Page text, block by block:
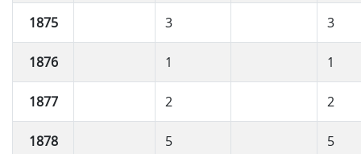
1875 3 3
1876 1 1
1877 2 2
1878 5 5